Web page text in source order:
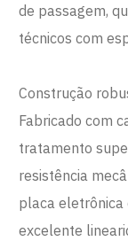
de passagem,
técnicos com
Construção
Fabricado com
tratamento
resistência
placa eletrônica
excelente